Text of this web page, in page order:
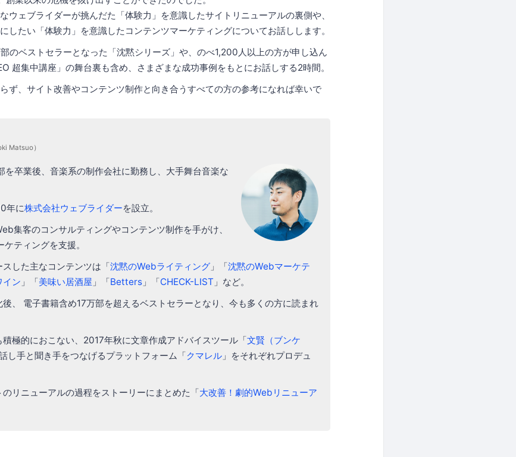
ウェブライダーが挑んだた「体験力」を意識したサイトリニューアルの裏側や、
したい「体験力」を意識したコンテンツマーケティングについてお話しします。
のベストセラーとなった「沈黙シリーズ」や、のべ1,200人以上の方が申し込ん
超集中講座」の舞台裏も含め、さまざまな成功事例をもとにお話しする2時間。
ず、サイト改善やコンテンツ制作と向き合うすべての方の参考になれば幸いで
Matsuo）
を卒業後、音楽系の制作会社に勤務し、大手舞台音楽な
年に株式会社ウェブライダーを設立。
集客のコンサルティングやコンテンツ制作を手がけ、
ティングを支援。
した主なコンテンツは「沈黙のWebライティング 」「沈黙のWebマーケテ
イン 」「美味い居酒屋 」「Betters 」「CHECK-LIST 」など。
、 電子書籍含め17万部を超えるベストセラーとなり、今も多くの方に読まれ
極的におこない、2017年秋に文章作成アドバイスツール「文賢（ブンケ
し手と聞き手をつなげるプラットフォーム「クマレル 」をそれぞれプロデュ
リニューアルの過程をストーリーにまとめた「大改善！劇的Webリニューア